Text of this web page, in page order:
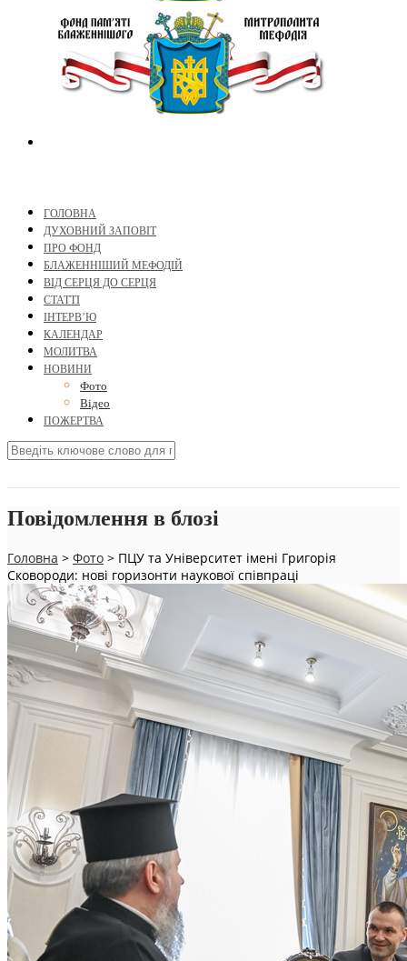
ГОЛОВНА
ДУХОВНИЙ ЗАПОВІТ
ПРО ФОНД
БЛАЖЕННІШИЙ МЕФОДІЙ
ВІД СЕРЦЯ ДО СЕРЦЯ
СТАТТІ
ІНТЕРВ’Ю
КАЛЕНДАР
МОЛИТВА
НОВИНИ
Фото
Відео
ПОЖЕРТВА
Повідомлення в блозі
Головна > Фото > ПЦУ та Університет імені Григорія
Сковороди: нові горизонти наукової співпраці